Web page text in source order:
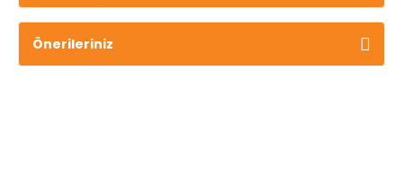
Önerileriniz